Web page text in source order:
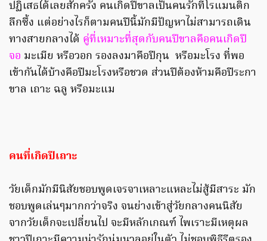
ปฏิเสธได้เลยสักครั้ง คนเกิดปีขาลเป็นคนรักที่โรแมนติก
ลึกซึ้ง แต่อย่างไรก็ตามคนปีนี้มักมีปัญหาไม่สามารถเดิน
ทางสายกลางได้ คู่ที่เหมาะที่สุดกับคนปีขาลคือคนเกิดปี
จอ มะเมีย หรือวอก รองลงมาคือปีกุน หรือมะโรง ที่พอ
เข้ากันได้บ้างคือปีมะโรงหรือชวด ส่วนปีต้องห้ามคือปีระกา
ขาล เถาะ ฉลู หรือมะแม
คนที่เกิดปีเถาะ
วัยเด็กมักมีนิสัยชอบพูดเจรจาเหลาะแหละไม่สู้มีสาระ มัก
ชอบพูดเล่นๆมากกว่าจริง จนย่างเข้าสู่วัยกลางคนนิสัย
จากวัยเด็กจะเปลี่ยนไป จะมีหลักเกณฑ์ ไพเราะมีเหตุผล